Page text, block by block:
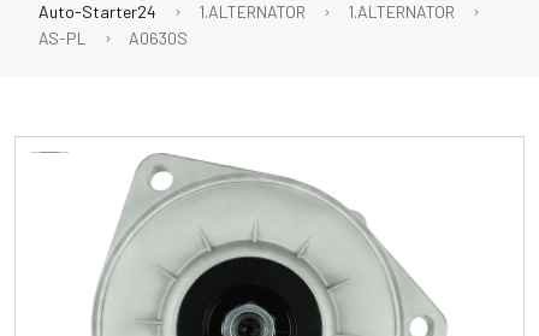
Auto-Starter24 1.ALTERNATOR
1.ALTERNATOR
AS-PL
A0630S